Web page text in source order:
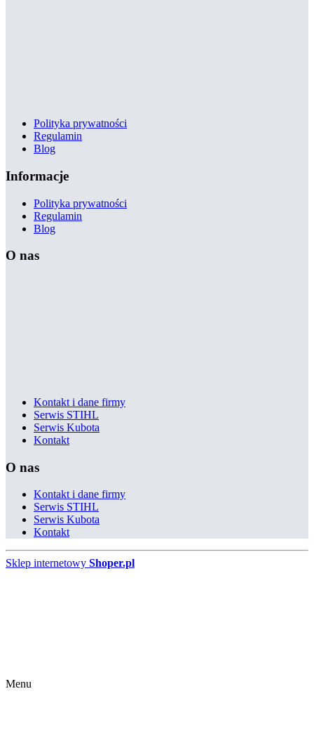
Polityka prywatności
Regulamin
Blog
Informacje
Polityka prywatności
Regulamin
Blog
O nas
Kontakt i dane firmy
Serwis STIHL
Serwis Kubota
Kontakt
O nas
Kontakt i dane firmy
Serwis STIHL
Serwis Kubota
Kontakt
Sklep internetowy Shoper.pl
Menu